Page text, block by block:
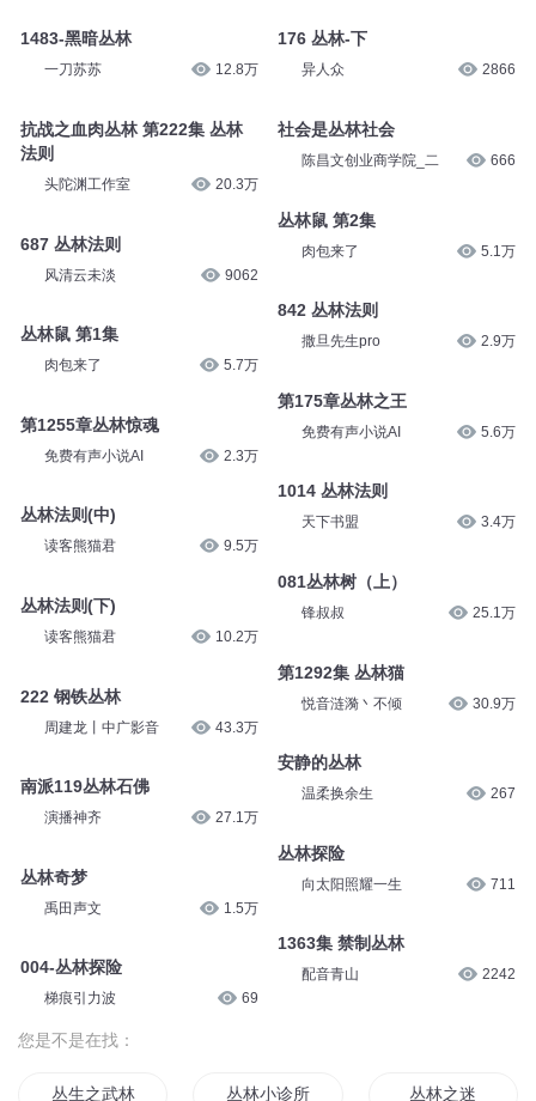
1483-黑暗丛林
一刀苏苏 12.8万
抗战之血肉丛林 第222集 丛林
法则
头陀渊工作室 20.3万
687 丛林法则
风清云未淡 9062
丛林鼠 第1集
肉包来了 5.7万
第1255章丛林惊魂
免费有声小说AI 2.3万
丛林法则(中)
读客熊猫君 9.5万
丛林法则(下)
读客熊猫君 10.2万
222 钢铁丛林
周建龙丨中广影音 43.3万
南派119丛林石佛
演播神齐 27.1万
丛林奇梦
禹田声文 1.5万
004-丛林探险
梯痕引力波 69
176 丛林-下
异人众 2866
社会是丛林社会
陈昌文创业商学院_二 666
丛林鼠 第2集
肉包来了 5.1万
842 丛林法则
撒旦先生pro 2.9万
第175章丛林之王
免费有声小说AI 5.6万
1014 丛林法则
天下书盟 3.4万
081丛林树（上）
锋叔叔 25.1万
第1292集 丛林猫
悦音涟漪丶不倾 30.9万
安静的丛林
温柔换余生 267
丛林探险
向太阳照耀一生 711
1363集 禁制丛林
配音青山 2242
您是不是在找：
丛生之武林奇情 丛林小诊所 丛林之迷